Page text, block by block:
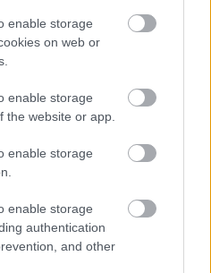
enable storage
on web or
enable storage
the website or app.
enable storage
enable storage
authentication
and other
Email küldés
Ford Ranger